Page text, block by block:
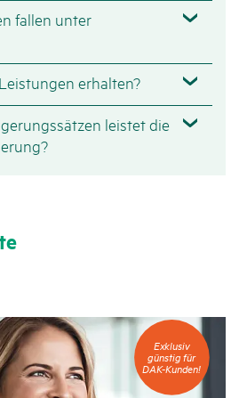
fallen unter
erhalten?
leistet die
Exklusiv
günstig
für
DAK-
Kunden!
Exklusiv
günstig für
DAK-Kunden!